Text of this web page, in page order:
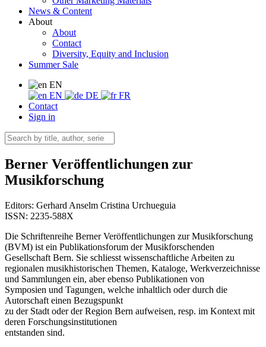
News & Content
About
About
Contact
Diversity, Equity and Inclusion
Summer Sale
EN
EN
DE
FR
Contact
Sign in
Berner Veröffentlichungen zur
Musikforschung
Editors: Gerhard Anselm Cristina Urchueguia
ISSN: 2235-588X
Die Schriftenreihe Berner Veröffentlichungen zur Musikforschung
(BVM) ist ein Publikationsforum der Musikforschenden
Gesellschaft Bern. Sie schliesst wissenschaftliche Arbeiten zu
regionalen musikhistorischen Themen, Kataloge, Werkverzeichnisse
und Sammlungen ein, aber ebenso Publikationen von
Symposien und Tagungen, welche inhaltlich oder durch die
Autorschaft einen Bezugspunkt
zu der Stadt oder der Region Bern aufweisen, resp. im Kontext mit
deren Forschungsinstitutionen
entstanden sind.